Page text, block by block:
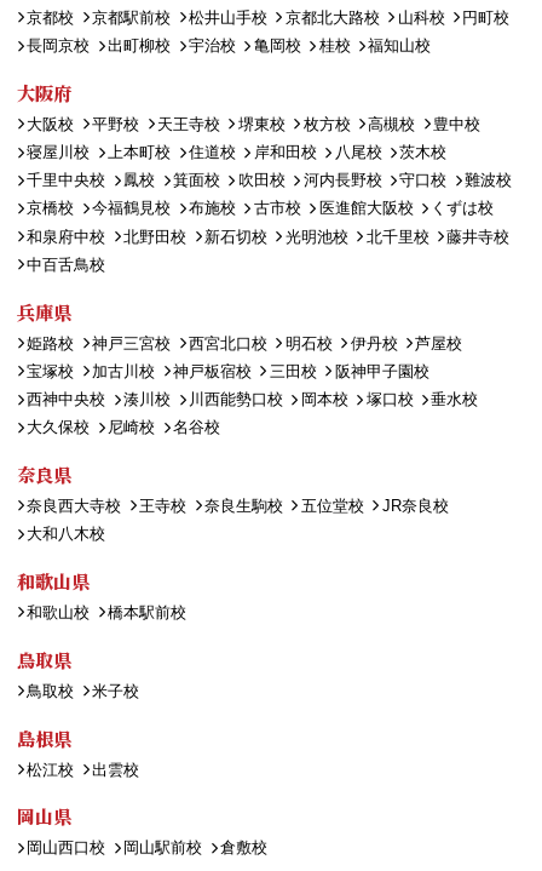
京都校 京都駅前校 松井山手校 京都北大路校 山科校
円町校
長岡京校
出町柳校 宇治校 亀岡校 桂校 福知山校
大阪府
大阪校 平野校 天王寺校 堺東校 枚方校 高槻校
豊中校
寝屋川校
上本町校 住道校 岸和田校 八尾校
茨木校
千里中央校
鳳校 箕面校 吹田校 河内長野校 守口校
難波校
京橋校
今福鶴見校 布施校 古市校 医進館大阪校
くずは校
和泉府中校
北野田校 新石切校 光明池校 北千里校
藤井寺校
中百舌鳥校
兵庫県
姫路校 神戸三宮校 西宮北口校 明石校 伊丹校
芦屋校
宝塚校
加古川校 神戸板宿校 三田校
阪神甲子園校
西神中央校
湊川校 川西能勢口校 岡本校 塚口校
垂水校
大久保校
尼崎校 名谷校
奈良県
奈良西大寺校 王寺校 奈良生駒校 五位堂校
JR奈良校
大和八木校
和歌山県
和歌山校 橋本駅前校
鳥取県
鳥取校 米子校
島根県
松江校 出雲校
岡山県
岡山西口校 岡山駅前校 倉敷校